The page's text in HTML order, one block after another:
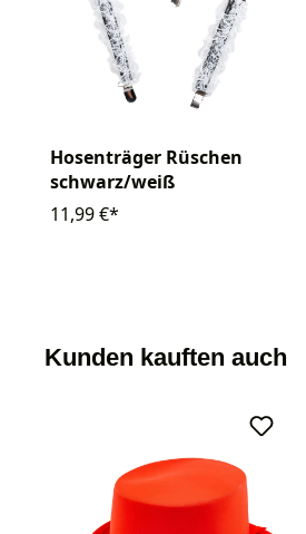
Hosenträger Rüschen
schwarz/weiß
11,99 €*
Kunden kauften auch